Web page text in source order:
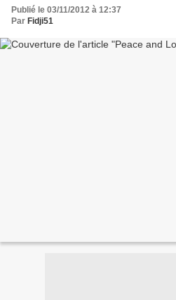
Publié le 03/11/2012 à 12:37
Par Fidji51